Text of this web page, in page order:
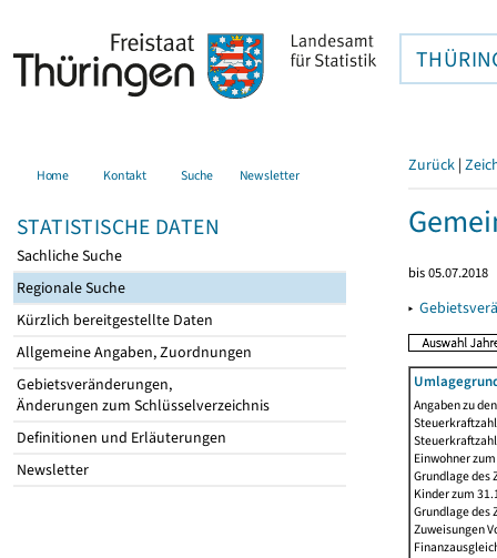
Home Kontakt Suche Newsletter
STATISTISCHE DATEN
Sachliche Suche
Regionale Suche
Kürzlich bereitgestellte Daten
Allgemeine Angaben, Zuordnungen
Gebietsveränderungen,
Änderungen zum Schlüsselverzeichnis
Definitionen und Erläuterungen
Newsletter
Zurück |
bis 05.07.2018
▸
Angaben zu
Einwohner
Grundlage des
Kinder zum
Grundlage des
Zuweisungen